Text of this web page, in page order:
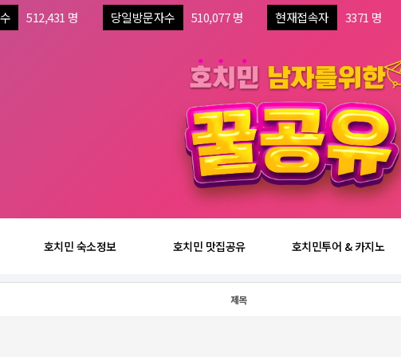
512,431 명 당일방문자수 510,077 명 현재접속자 3371 명
호치민 숙소정보 호치민 맛집공유 호치민투어 & 카지노
제목